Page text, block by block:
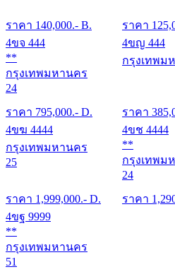
ราคา 140,000.- B. ราคา
4ขจ 444
**
กรุงเทพมหานคร
24
ราคา 795,000.- D.
4ขญ 444
กรุงเทพม
ราคา
4ขฆ 4444
กรุงเทพมหานคร
25
ราคา 1,999,000.- D.
4ขช 4444
**
กรุงเทพม
24
ราคา
4ขฐ 9999
**
กรุงเทพมหานคร
51